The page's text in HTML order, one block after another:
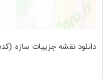
دانلود نقشه جزییات سازه (کد33915)